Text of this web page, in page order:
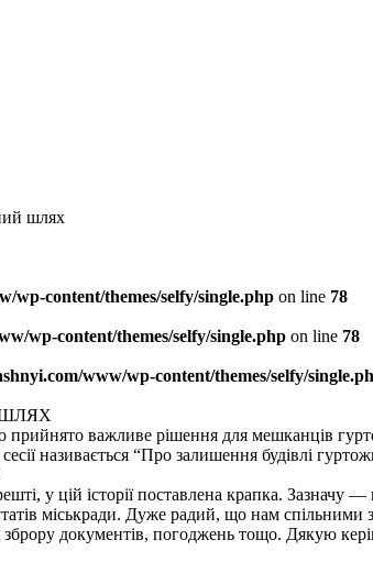
шлях
wp-content/themes/selfy/single.php on line 78
wp-content/themes/selfy/single.php on line 78
www/wp-content/themes/selfy/
прийнято важливе рішення для мешканців
називається “Про залишення будівлі
у цій історії поставлена крапка.
міськради. Дуже радий, що нам спільними
зброру документів, погоджень тощо. Дякую